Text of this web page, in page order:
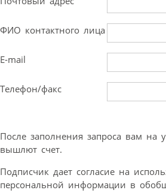
ФИО контактного лица
E-mail
Телефон/факс
После заполнения запроса вам на
вышлют счет.
Подписчик дает согласие на
персональной информации в